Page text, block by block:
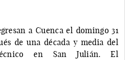
a Cuenca el domingo 31
de una década y media del
en San Julián. El